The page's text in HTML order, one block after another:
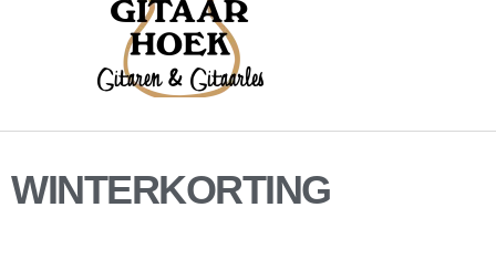
WINTERKORTING